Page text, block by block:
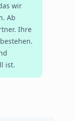
wir
Ab
Ihre
ist.